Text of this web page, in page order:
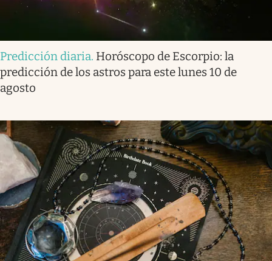
Predicción diaria. Horóscopo de Escorpio: la
predicción de los astros para este lunes 10 de
agosto